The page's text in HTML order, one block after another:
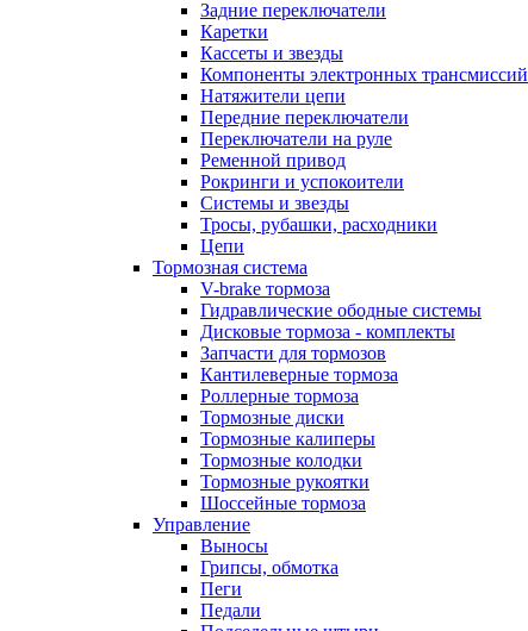
Задние переключатели
Каретки
Кассеты и звезды
Компоненты электронных трансмиссий
Натяжители цепи
Передние переключатели
Переключатели на руле
Ременной привод
Рокринги и успокоители
Системы и звезды
Тросы, рубашки, расходники
Цепи
Тормозная система
V-brake тормоза
Гидравлические ободные системы
Дисковые тормоза - комплекты
Запчасти для тормозов
Кантилеверные тормоза
Роллерные тормоза
Тормозные диски
Тормозные калиперы
Тормозные колодки
Тормозные рукоятки
Шоссейные тормоза
Управление
Выносы
Грипсы, обмотка
Пеги
Педали